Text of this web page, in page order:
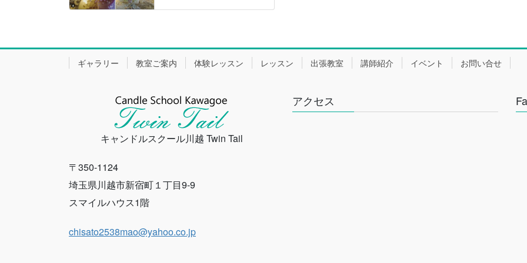
ギャラリー 教室ご案内 体験レッスン レッスン 出張教室 講師紹介 イベント お問い合せ
キャンドルスクール川越 Twin Tail
〒350-1124
埼玉県川越市新宿町１丁目9-9
スマイルハウス1階
chisato2538mao@yahoo.co.jp
アクセス